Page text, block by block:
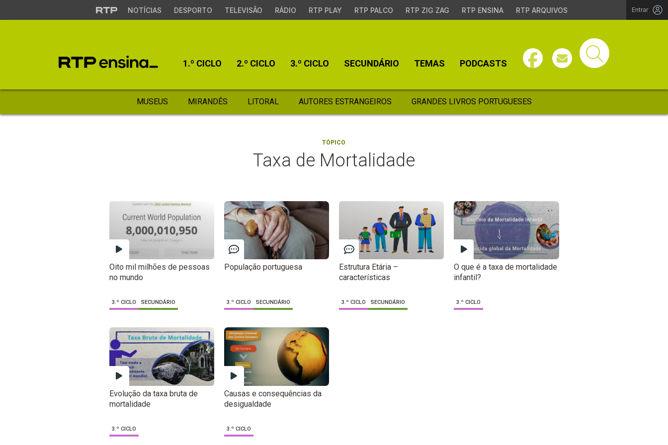
NOTÍCIAS DESPORTO TELEVISÃO RÁDIO RTP PLAY RTP PALCO RTP ZIG ZAG RTP ENSINA RTP ARQUIVOS Entrar
1.º CICLO 2.º CICLO 3.º CICLO SECUNDÁRIO TEMAS PODCASTS
MUSEUS MIRANDÊS LITORAL AUTORES ESTRANGEIROS GRANDES LIVROS PORTUGUESES
TÓPICO
Taxa de Mortalidade
Oito mil milhões de pessoas
no mundo
3.º CICLO SECUNDÁRIO
População portuguesa
3.º CICLO SECUNDÁRIO
Estrutura Etária –
características
3.º CICLO SECUNDÁRIO
O que é a taxa de mortalidade
infantil?
3.º CICLO
Evolução da taxa bruta de
mortalidade
3.º CICLO
Causas e consequências da
desigualdade
3.º CICLO